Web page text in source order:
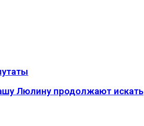
Люлину продолжают искать